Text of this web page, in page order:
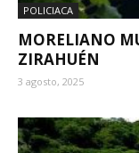
POLICIACA
MORELIANO
ZIRAHUÉN
3 agosto, 2025